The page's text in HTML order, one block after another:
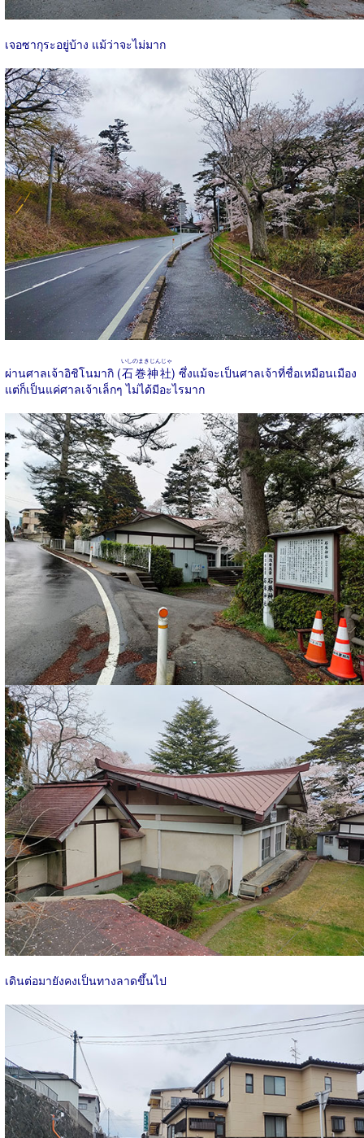
เจอซากุระอยู่บ้าง แม้ว่าจะไม่มาก
ผ่านศาลเจ้าอิชิโนมากิ (石巻神社
いしのまきじんじゃ
) ซึ่งแม้จะเป็นศาลเจ้าที่ชื่อเหมือนเมือง
แต่ก็เป็นแค่ศาลเจ้าเล็กๆ ไม่ได้มีอะไรมาก
เดินต่อมายังคงเป็นทางลาดขึ้นไป